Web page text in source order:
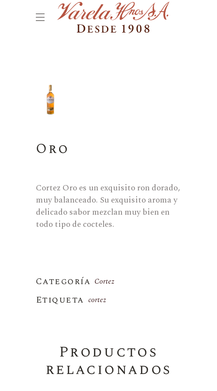
Oro
Cortez Oro es un exquisito ron dorado,
muy balanceado. Su exquisito aroma y
delicado sabor mezclan muy bien en
todo tipo de cocteles.
Categoría Cortez
Etiqueta cortez
Productos
relacionados